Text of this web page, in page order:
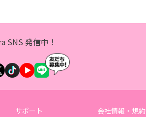
SNS 発信中！
サポート 会社情報・規約